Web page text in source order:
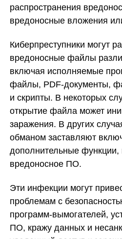
распространения
вредоносные вложения
Киберпреступники могут
вредоносные файлы
включая исполняемые
файлы, PDF-документы,
и скрипты. В некоторых
открытие файла может
заражения. В других
обманом заставляют
дополнительные функции,
вредоносное ПО.
Эти инфекции могут
проблемам с
программ-вымогателей,
ПО, кражу данных и